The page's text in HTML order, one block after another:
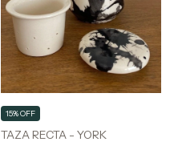
TAZA RECTA - YORK
15% OFF